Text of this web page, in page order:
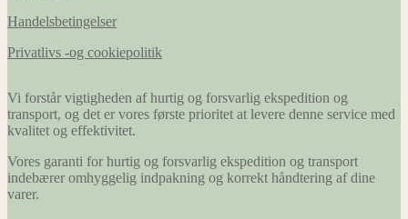
Handelsbetingelser
Privatlivs -og cookiepolitik
Vi forstår vigtigheden af hurtig og forsvarlig ekspedition og
transport, og det er vores første prioritet at levere denne service med
kvalitet og effektivitet.
Vores garanti for hurtig og forsvarlig ekspedition og transport
indebærer omhyggelig indpakning og korrekt håndtering af dine
varer.